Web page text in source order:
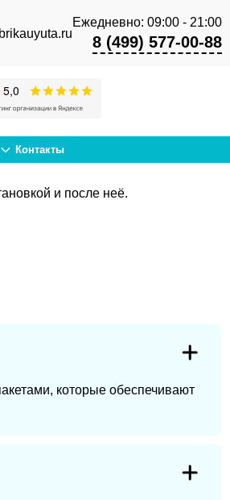
Ежедневно: 09:00 - 21:00
8 (499) 577-00-88
Контакты
и после неё.
которые обеспечивают